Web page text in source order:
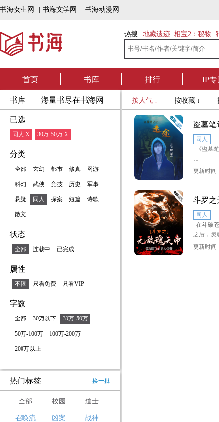
书海女生网 书海文学网 书海动漫网
热搜: 地藏遗迹 相宝2：秘物
首页 书库 排行 IP专
书库——海量书尽在书海网
已选
同人 X 30万-50万 X
分类
全部 玄幻 都市 修真 网游
科幻 武侠 竞技 历史 军事
悬疑 同人 探案 短篇 诗歌
散文
状态
全部 连载中 已完成
属性
不限 只看免费 只看VIP
字数
全部 30万以下 30万-50万
50万-100万 100万-200万
200万以上
热门标签 换一批
全部 校园 道士
召唤流 凶案 战神
按人气 ↓ 按收藏 ↓
盗墓笔
同人
《盗墓
原作：
（迷勒
入，加
保佑不收
更新时间
斗罗之
同人
在斗破
之后，灵
附身失意
更新时间